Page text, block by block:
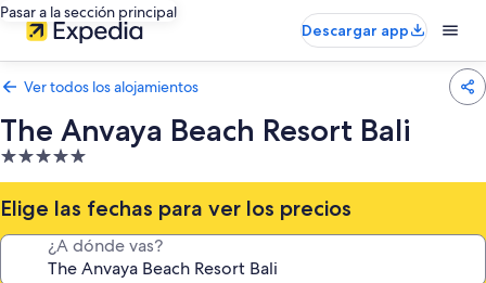
Pasar a la sección principal
Descargar app
Ver todos los alojamientos
The Anvaya Beach Resort Bali
Alojamiento
de
5.0 estrellas
Elige las fechas para ver los precios
¿A dónde vas?